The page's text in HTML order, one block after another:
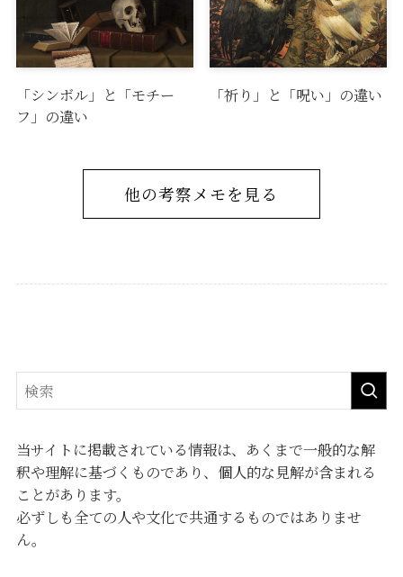
「シンボル」と「モチー
フ」の違い
「祈り」と「呪い」の違い
他の考察メモを見る
当サイトに掲載されている情報は、あくまで一般的な解
釈や理解に基づくものであり、個人的な見解が含まれる
ことがあります。
必ずしも全ての人や文化で共通するものではありませ
ん。